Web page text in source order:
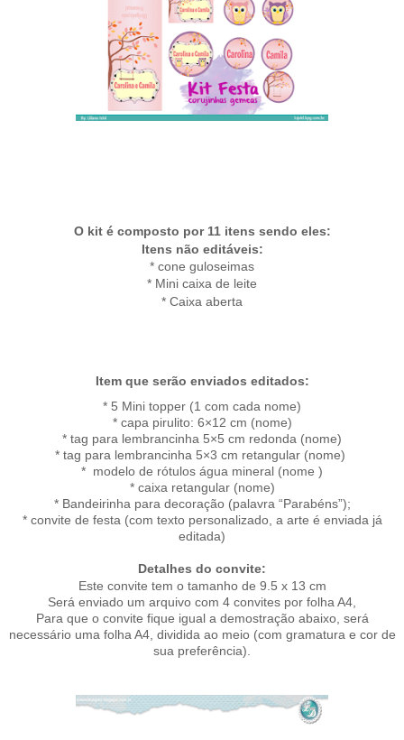
O kit é composto por 11 itens sendo eles:
Itens não editáveis:
* cone guloseimas
* Mini caixa de leite
* Caixa aberta
Item que serão enviados editados:
* 5 Mini topper (1 com cada nome)
* capa pirulito: 6×12 cm (nome)
* tag para lembrancinha 5×5 cm redonda (nome)
* tag para lembrancinha 5×3 cm retangular (nome)
* modelo de rótulos água mineral (nome )
* caixa retangular (nome)
* Bandeirinha para decoração (palavra “Parabéns”);
* convite de festa (com texto personalizado, a arte é enviada já
editada)
Detalhes do convite:
Este convite tem o tamanho de 9.5 x 13 cm
Será enviado um arquivo com 4 convites por folha A4,
Para que o convite fique igual a demostração abaixo, será
necessário uma folha A4, dividida ao meio (com gramatura e cor de
sua preferência).